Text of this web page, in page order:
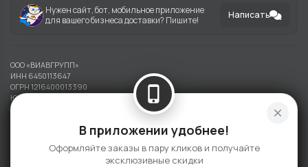
Нужен сайт, бот, мобильное приложение
для вашего бизнеса доставки? Пишите!
Написать
ООО «ВИАВГРУПП»
ИНН 6450113647
ОГРН 1216400013390
Юридический адрес: 410002, г. Саратов ул. ИМ. Лермонтова М.Ю., зд.37
Информация на сайте носит справочный характер и не является публичной
2026 Ресторан Осьминог (Лермонтова 37)
close
phone_iphone
В приложении удобнее!
Оформляйте заказы в пару кликов и получайте
эксклюзивные скидки